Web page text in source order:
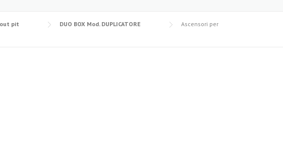
pit DUO BOX Mod. DUPLICATORE
Ascensori per